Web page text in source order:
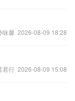
咏馨 2026-08-09 18:28
君行 2026-08-09 15:08